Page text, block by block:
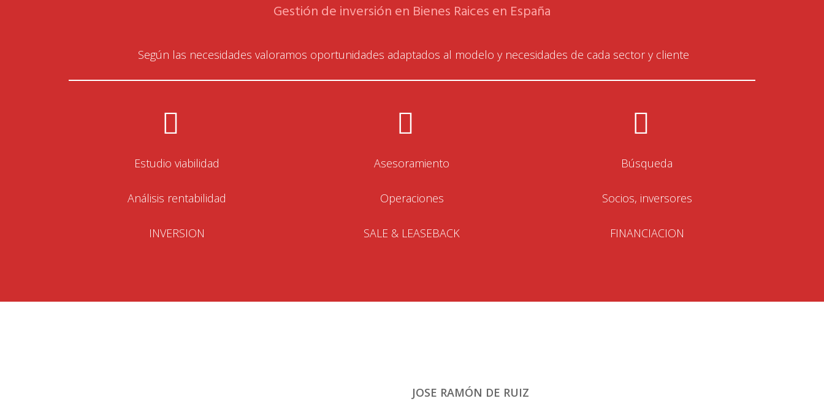
Gestión de inversión en Bienes Raices en España
Según las necesidades valoramos oportunidades adaptados al modelo y necesidades de cada sector y cliente
Estudio viabilidad
Análisis rentabilidad
INVERSION
Asesoramiento
Operaciones
SALE & LEASEBACK
Búsqueda
Socios, inversores
FINANCIACION
JOSE RAMÓN DE RUIZ